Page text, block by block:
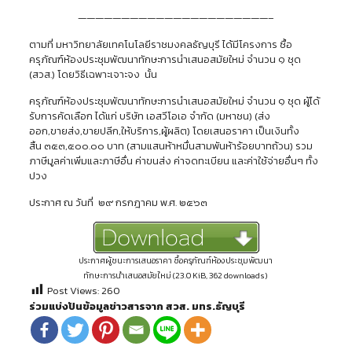
——————————————————————–
ตามที่ มหาวิทยาลัยเทคโนโลยีราชมงคลธัญบุรี ได้มีโครงการ ซื้อ
ครุภัณฑ์ห้องประชุมพัฒนาทักษะการนำเสนอสมัยใหม่ จำนวน ๑ ชุด
(สวส.) โดยวิธีเฉพาะเจาะจง นั้น
ครุภัณฑ์ห้องประชุมพัฒนาทักษะการนำเสนอสมัยใหม่ จำนวน ๑ ชุด ผู้ได้
รับการคัดเลือก ได้แก่ บริษัท เอสวีโอเอ จำกัด (มหาชน) (ส่ง
ออก,ขายส่ง,ขายปลีก,ให้บริการ,ผู้ผลิต) โดยเสนอราคา เป็นเงินทั้ง
สิ้น ๓๕๓,๕๐๐.๐๐ บาท (สามแสนห้าหมื่นสามพันห้าร้อยบาทถ้วน) รวม
ภาษีมูลค่าเพิ่มและภาษีอื่น ค่าขนส่ง ค่าจดทะเบียน และค่าใช้จ่ายอื่นๆ ทั้ง
ปวง
ประกาศ ณ วันที่ ๒๙ กรกฎาคม พ.ศ. ๒๕๖๓
ประกาศผู้ชนะการเสนอราคา ซื้อครุภัณฑ์ห้องประชุมพัฒนา
ทักษะการนำเสนอสมัยใหม่ (23.0 KiB, 362 downloads)
Post Views:260
ร่วมแบ่งปันข้อมูลข่าวสารจาก สวส. มทร.ธัญบุรี